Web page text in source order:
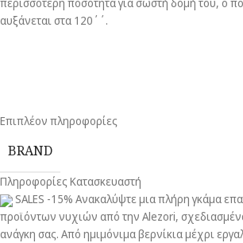
περισσότερη ποσότητα για σωστή δομή του, ο
αυξάνεται στα 120΄΄.
Επιπλέον πληροφορίες
BRAND
Πληροφορίες Κατασκευαστή
SALES -15% Ανακαλύψτε μια πλήρη γκάμα
προϊόντων νυχιών από την Alezori,
ανάγκη σας. Από ημιμόνιμα βερνίκια μέχρι